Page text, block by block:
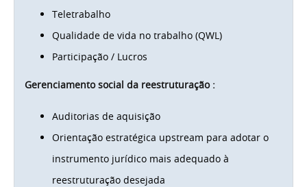
Teletrabalho
Qualidade de vida no trabalho (QWL)
Participação / Lucros
Gerenciamento social da reestruturação :
Auditorias de aquisição
Orientação estratégica upstream para adotar o
instrumento jurídico mais adequado à
reestruturação desejada